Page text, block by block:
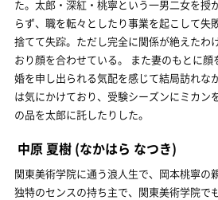
た。太郎・深紅・桃寧という一男二女を授
らず、職を転々としたり事業を起こして失
捨てて失踪。ただし完全に関係が絶えたわ
おり顔を合わせている。 また妻のもとに
婚を申し出られる気配を感じて結局訪れな
は気にかけており、受験シーズンにミカン
の品を太郎に託したりした。
中原 夏樹 (なかはら なつき)
関東美術学院に通う浪人生で、岡本桃寧の
独特のセンスの持ち主で、関東美術学院で